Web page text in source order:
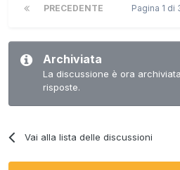
PRECEDENTE Pagina 1 di
Archiviata
La discussione è ora
risposte.
Vai alla lista delle discussioni